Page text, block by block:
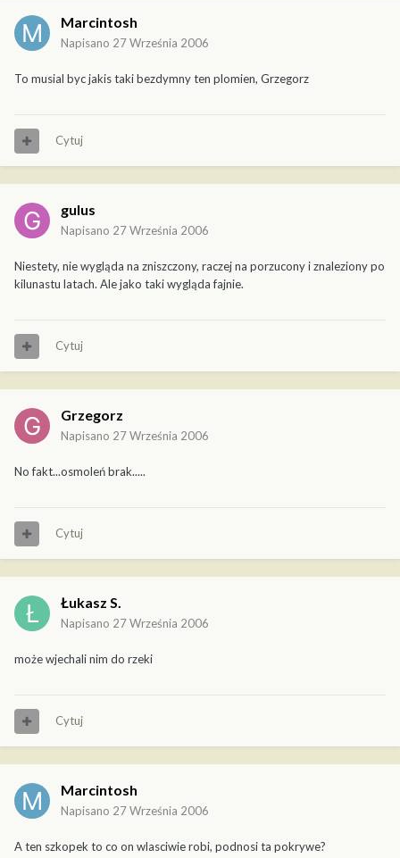
Marcintosh
Napisano 27 Września 2006
To musial byc jakis taki bezdymny ten plomien, Grzegorz
Cytuj
gulus
Napisano 27 Września 2006
Niestety, nie wygląda na zniszczony, raczej na porzucony i znaleziony po
kilunastu latach. Ale jako taki wygląda fajnie.
Cytuj
Grzegorz
Napisano 27 Września 2006
No fakt...osmoleń brak.....
Cytuj
Łukasz S.
Napisano 27 Września 2006
może wjechali nim do rzeki
Cytuj
Marcintosh
Napisano 27 Września 2006
A ten szkopek to co on wlasciwie robi, podnosi ta pokrywe?